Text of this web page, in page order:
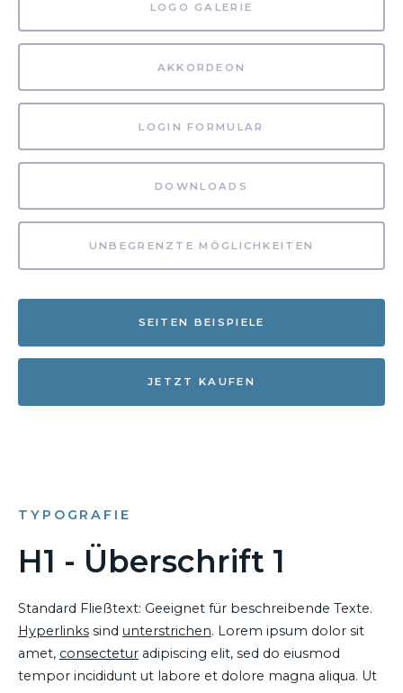
LOGO GALERIE
AKKORDEON
LOGIN FORMULAR
DOWNLOADS
UNBEGRENZTE MÖGLICHKEITEN
SEITEN BEISPIELE
JETZT KAUFEN
TYPOGRAFIE
H1 - Überschrift 1
Standard Fließtext: Geeignet für beschreibende Texte.
Hyperlinks sind unterstrichen. Lorem ipsum dolor sit
amet, consectetur adipiscing elit, sed do eiusmod
tempor incididunt ut labore et dolore magna aliqua. Ut